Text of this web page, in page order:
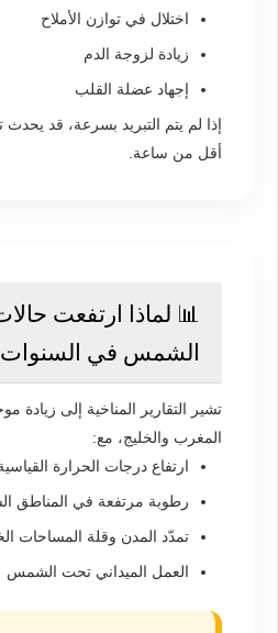
اختلال في توازن الأملاح
زيادة لزوجة الدم
إجهاد عضلة القلب
إذا لم يتم التبريد بسرعة، قد
أقل من ساعة.
📊 لماذا ارتفعت
الشمس في السنوات
تشير التقارير المناخية إلى زيادة
المغرب والخليج، مع:
ارتفاع درجات الحرارة
رطوبة مرتفعة في المناطق
تمدّد المدن وقلة المساحات
العمل الميداني تحت الشمس